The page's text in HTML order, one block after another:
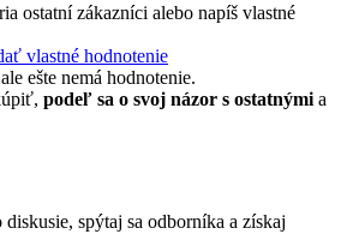
ostatní zákazníci alebo napíš vlastné
vlastné hodnotenie
ešte nemá hodnotenie.
podeľ sa o svoj názor s ostatnými a
spýtaj sa odborníka a získaj